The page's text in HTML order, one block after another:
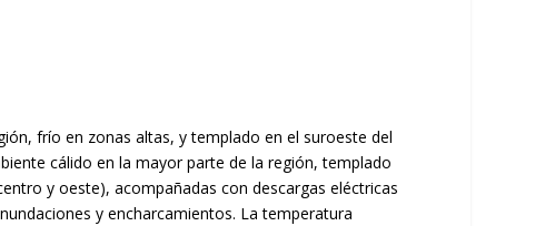
frío en zonas altas, y templado en el suroeste del
cálido en la mayor parte de la región, templado
y oeste), acompañadas con descargas eléctricas
y encharcamientos. La temperatura